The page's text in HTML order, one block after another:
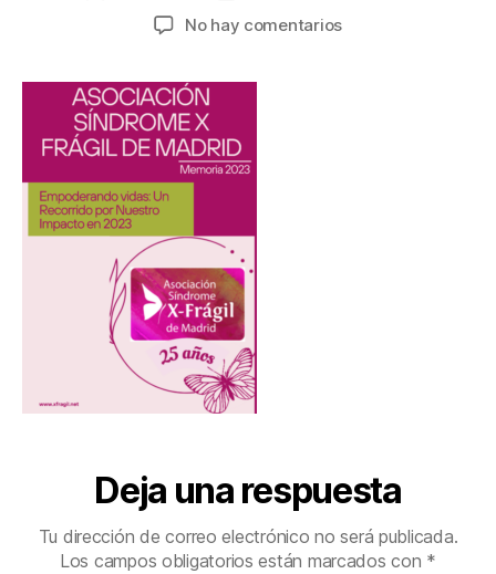
No hay comentarios
Deja una respuesta
Tu dirección de correo electrónico no será publicada.
Los campos obligatorios están marcados con *